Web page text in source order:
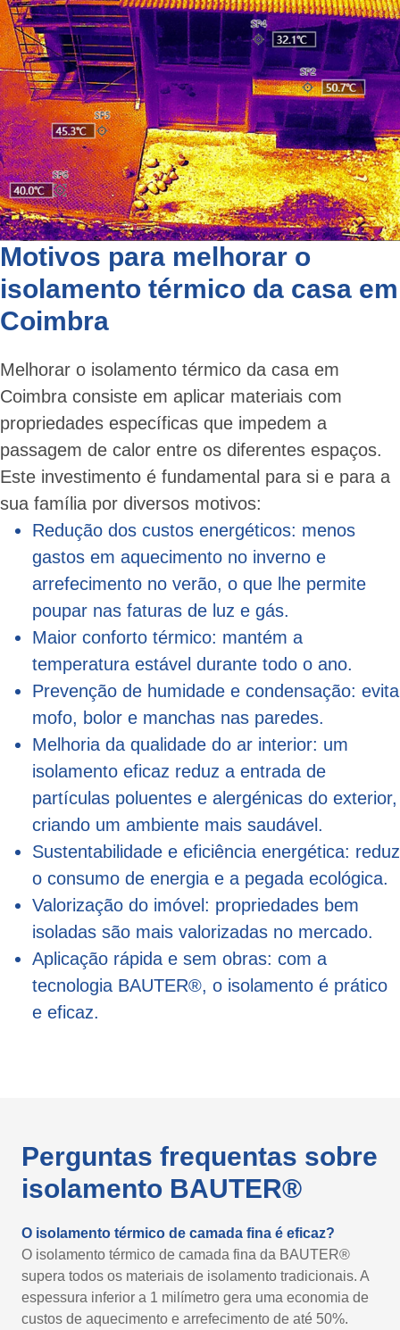
Motivos para melhorar o
isolamento térmico da casa em
Coimbra
Melhorar o isolamento térmico da casa em
Coimbra consiste em aplicar materiais com
propriedades específicas que impedem a
passagem de calor entre os diferentes espaços.
Este investimento é fundamental para si e para a
sua família por diversos motivos:
Redução dos custos energéticos: menos
gastos em aquecimento no inverno e
arrefecimento no verão, o que lhe permite
poupar nas faturas de luz e gás.
Maior conforto térmico: mantém a
temperatura estável durante todo o ano.
Prevenção de humidade e condensação: evita
mofo, bolor e manchas nas paredes.
Melhoria da qualidade do ar interior: um
isolamento eficaz reduz a entrada de
partículas poluentes e alergénicas do exterior,
criando um ambiente mais saudável.
Sustentabilidade e eficiência energética: reduz
o consumo de energia e a pegada ecológica.
Valorização do imóvel: propriedades bem
isoladas são mais valorizadas no mercado.
Aplicação rápida e sem obras: com a
tecnologia BAUTER®, o isolamento é prático
e eficaz.
Perguntas frequentas sobre
isolamento BAUTER®
O isolamento térmico de camada fina é eficaz?
O isolamento térmico de camada fina da BAUTER®
supera todos os materiais de isolamento tradicionais. A
espessura inferior a 1 milímetro gera uma economia de
custos de aquecimento e arrefecimento de até 50%.